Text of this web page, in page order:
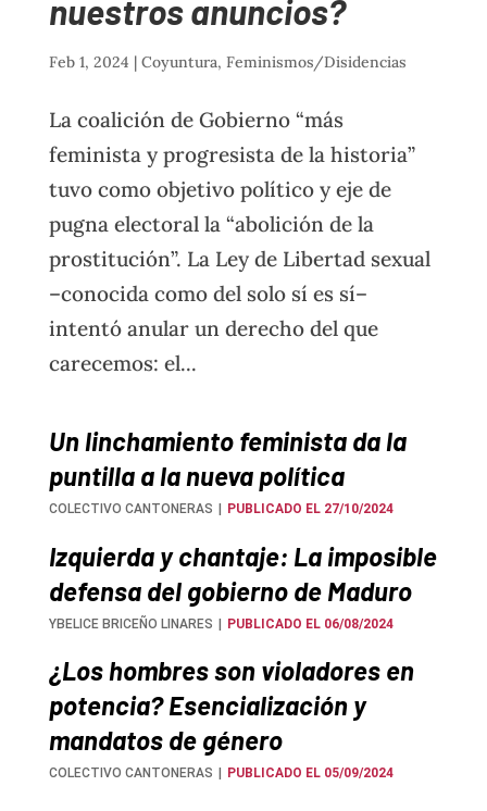
nuestros anuncios?
Feb 1, 2024 | Coyuntura, Feminismos/Disidencias
La coalición de Gobierno “más
feminista y progresista de la historia”
tuvo como objetivo político y eje de
pugna electoral la “abolición de la
prostitución”. La Ley de Libertad sexual
–conocida como del solo sí es sí–
intentó anular un derecho del que
carecemos: el...
Un linchamiento feminista da la
puntilla a la nueva política
COLECTIVO CANTONERAS PUBLICADO EL 27/10/2024
Izquierda y chantaje: La imposible
defensa del gobierno de Maduro
YBELICE BRICEÑO LINARES PUBLICADO EL 06/08/2024
¿Los hombres son violadores en
potencia? Esencialización y
mandatos de género
COLECTIVO CANTONERAS PUBLICADO EL 05/09/2024